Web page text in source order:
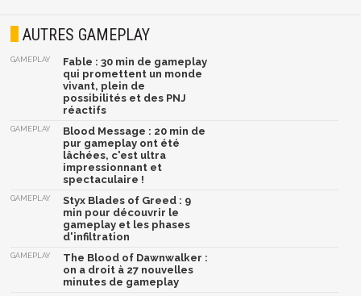
AUTRES GAMEPLAY
GAMEPLAY
Fable : 30 min de gameplay
qui promettent un monde
vivant, plein de
possibilités et des PNJ
réactifs
GAMEPLAY
Blood Message : 20 min de
pur gameplay ont été
lâchées, c'est ultra
impressionnant et
spectaculaire !
GAMEPLAY
Styx Blades of Greed : 9
min pour découvrir le
gameplay et les phases
d'infiltration
GAMEPLAY
The Blood of Dawnwalker :
on a droit à 27 nouvelles
minutes de gameplay